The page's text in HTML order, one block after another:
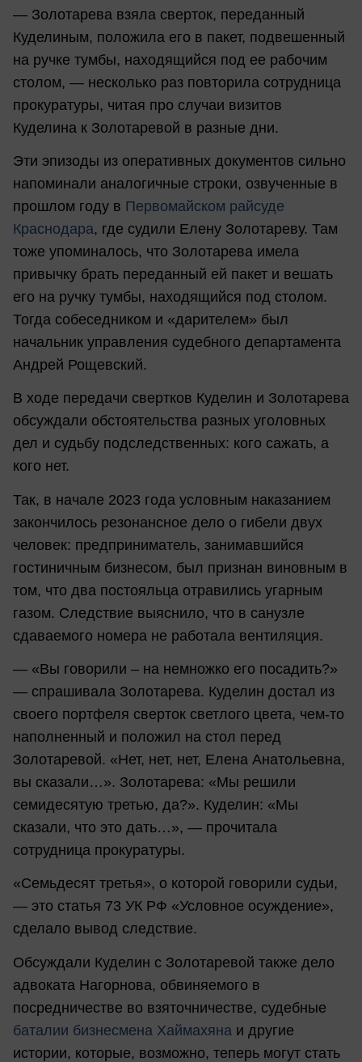
— Золотарева взяла сверток, переданный
Куделиным, положила его в пакет, подвешенный
на ручке тумбы, находящийся под ее рабочим
столом, — несколько раз повторила сотрудница
прокуратуры, читая про случаи визитов
Куделина к Золотаревой в разные дни.
Эти эпизоды из оперативных документов сильно
напоминали аналогичные строки, озвученные в
прошлом году в Первомайском райсуде
Краснодара, где судили Елену Золотареву. Там
тоже упоминалось, что Золотарева имела
привычку брать переданный ей пакет и вешать
его на ручку тумбы, находящийся под столом.
Тогда собеседником и «дарителем» был
начальник управления судебного департамента
Андрей Рощевский.
В ходе передачи свертков Куделин и Золотарева
обсуждали обстоятельства разных уголовных
дел и судьбу подследственных: кого сажать, а
кого нет.
Так, в начале 2023 года условным наказанием
закончилось резонансное дело о гибели двух
человек: предприниматель, занимавшийся
гостиничным бизнесом, был признан виновным в
том, что два постояльца отравились угарным
газом. Следствие выяснило, что в санузле
сдаваемого номера не работала вентиляция.
— «Вы говорили – на немножко его посадить?»
— спрашивала Золотарева. Куделин достал из
своего портфеля сверток светлого цвета, чем-то
наполненный и положил на стол перед
Золотаревой. «Нет, нет, нет, Елена Анатольевна,
вы сказали…». Золотарева: «Мы решили
семидесятую третью, да?». Куделин: «Мы
сказали, что это дать…», — прочитала
сотрудница прокуратуры.
«Семьдесят третья», о которой говорили судьи,
— это статья 73 УК РФ «Условное осуждение»,
сделало вывод следствие.
Обсуждали Куделин с Золотаревой также дело
адвоката Нагорнова, обвиняемого в
посредничестве во взяточничестве, судебные
баталии бизнесмена Хаймахяна и другие
истории, которые, возможно, теперь могут стать